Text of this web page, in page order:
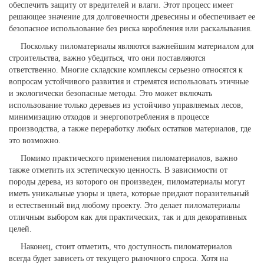
обеспечить защиту от вредителей и влаги. Этот процесс имеет
решающее значение для долговечности древесины и обеспечивает ее
безопасное использование без риска коробления или раскалывания.
Поскольку пиломатериалы являются важнейшим материалом для
строительства, важно убедиться, что они поставляются
ответственно. Многие складские комплексы серьезно относятся к
вопросам устойчивого развития и стремятся использовать этичные
и экологически безопасные методы. Это может включать
использование только деревьев из устойчиво управляемых лесов,
минимизацию отходов и энергопотребления в процессе
производства, а также переработку любых остатков материалов, где
это возможно.
Помимо практического применения пиломатериалов, важно
также отметить их эстетическую ценность. В зависимости от
породы дерева, из которого он произведен, пиломатериалы могут
иметь уникальные узоры и цвета, которые придают поразительный
и естественный вид любому проекту. Это делает пиломатериалы
отличным выбором как для практических, так и для декоративных
целей.
Наконец, стоит отметить, что доступность пиломатериалов
всегда будет зависеть от текущего рыночного спроса. Хотя на